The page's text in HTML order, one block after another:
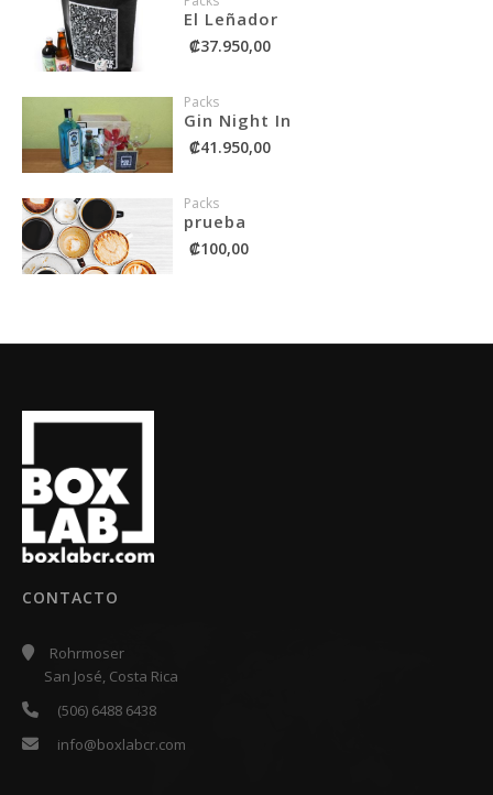
El Leñador
₡37.950,00
Packs
Gin Night In
₡41.950,00
Packs
prueba
₡100,00
CONTACTO
Rohrmoser
San José, Costa Rica
(506) 6488 6438
info@boxlabcr.com